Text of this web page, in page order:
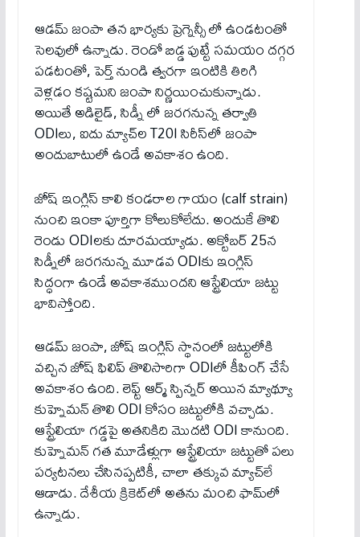
ఆడమ్ జంపా తన భార్యకు ప్రెగ్నెన్సీ లో ఉండ‌టంతో
సెలవులో ఉన్నాడు. రెండో బిడ్డ పుట్టే సమయం దగ్గర
పడటంతో, పెర్త్ నుండి త్వరగా ఇంటికి తిరిగి
వెళ్లడం కష్టమని జంపా నిర్ణయించుకున్నాడు.
అయితే అడిలైడ్, సిడ్నీ లో జరగనున్న తర్వాతి
ODIలు, ఐదు మ్యాచ్‌ల T20I సిరీస్‌లో జంపా
అందుబాటులో ఉండే అవకాశం ఉంది.
జోష్ ఇంగ్లిస్ కాలి కండరాల గాయం (calf strain)
నుంచి ఇంకా పూర్తిగా కోలుకోలేదు. అందుకే తొలి
రెండు ODIలకు దూరమయ్యాడు. అక్టోబర్ 25న
సిడ్నీలో జరగనున్న మూడవ ODIకు ఇంగ్లిస్
సిద్ధంగా ఉండే అవకాశముందని ఆస్ట్రేలియా జట్టు
భావిస్తోంది.
ఆడమ్ జంపా, జోష్ ఇంగ్లిస్ స్థానంలో జ‌ట్టులోకి
వ‌చ్చిన జోష్ ఫిలిప్ తొలిసారిగా ODIలో కీపింగ్ చేసే
అవకాశం ఉంది. లెఫ్ట్ ఆర్మ్ స్పిన్నర్ అయిన మ్యాథ్యూ
కుహ్నెమన్‌ తొలి ODI కోసం జట్టులోకి వచ్చాడు.
ఆస్ట్రేలియా గడ్డపై అతనికిది మొదటి ODI కానుంది.
కుహ్నెమన్ గత మూడేళ్లుగా ఆస్ట్రేలియా జట్టుతో పలు
పర్యటనలు చేసినప్పటికీ, చాలా తక్కువ మ్యాచ్‌లే
ఆడాడు. దేశీయ క్రికెట్‌లో అతను మంచి ఫామ్‌లో
ఉన్నాడు.